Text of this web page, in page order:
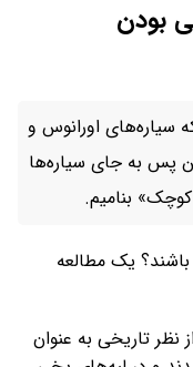
بودن
سیاره‌های اورانوس و
پس به جای سیاره‌ها
بنامیم.
باشند؟ یک مطالعه
نظر تاریخی به عنوان